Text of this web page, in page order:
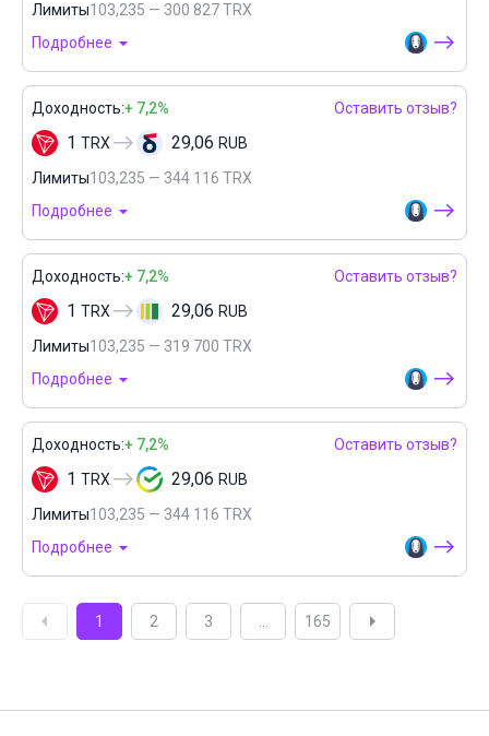
Лимиты103,235 — 300 827 TRX
Подробнее
Доходность:+ 7,2% Оставить отзыв?
1 TRX 29,06 RUB
Лимиты103,235 — 344 116 TRX
Подробнее
Доходность:+ 7,2% Оставить отзыв?
1 TRX 29,06 RUB
Лимиты103,235 — 319 700 TRX
Подробнее
Доходность:+ 7,2% Оставить отзыв?
1 TRX 29,06 RUB
Лимиты103,235 — 344 116 TRX
Подробнее
1 2 3 165